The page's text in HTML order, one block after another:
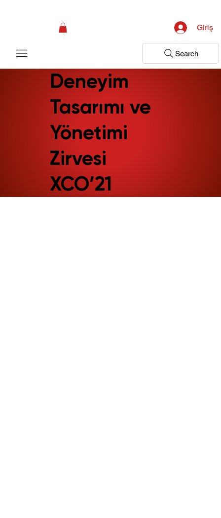
Giriş
Search
Deneyim
Tasarımı ve
Yönetimi
Zirvesi
XCO’21